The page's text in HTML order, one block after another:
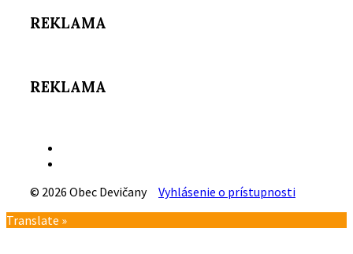
REKLAMA
REKLAMA
© 2026 Obec Devičany Vyhlásenie o prístupnosti
Návrat
Translate »